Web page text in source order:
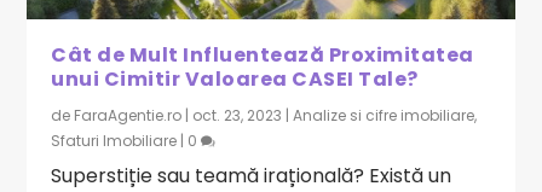
Cât de Mult Influentează Proximitatea
unui Cimitir Valoarea CASEI Tale?
de FaraAgentie.ro | oct. 23, 2023 |Analize si cifre imobiliare,
Sfaturi Imobiliare | 0
Superstiție sau teamă irațională? Există un